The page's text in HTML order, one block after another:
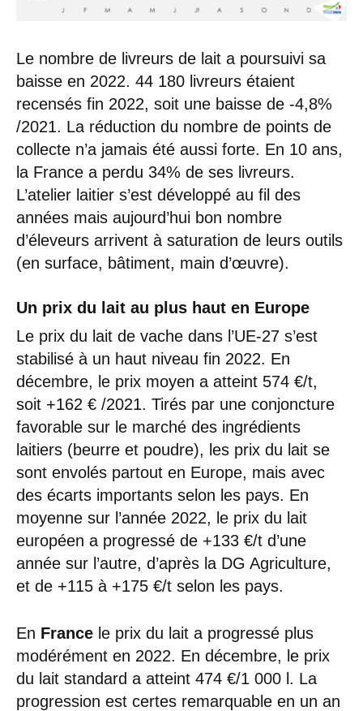
Le nombre de livreurs de lait a poursuivi sa
baisse en 2022. 44 180 livreurs étaient
recensés fin 2022, soit une baisse de -4,8%
/2021. La réduction du nombre de points de
collecte n’a jamais été aussi forte. En 10 ans,
la France a perdu 34% de ses livreurs.
L’atelier laitier s’est développé au fil des
années mais aujourd’hui bon nombre
d’éleveurs arrivent à saturation de leurs outils
(en surface, bâtiment, main d’œuvre).
Un prix du lait au plus haut en Europe
Le prix du lait de vache dans l’UE-27 s’est
stabilisé à un haut niveau fin 2022. En
décembre, le prix moyen a atteint 574 €/t,
soit +162 € /2021. Tirés par une conjoncture
favorable sur le marché des ingrédients
laitiers (beurre et poudre), les prix du lait se
sont envolés partout en Europe, mais avec
des écarts importants selon les pays. En
moyenne sur l’année 2022, le prix du lait
européen a progressé de +133 €/t d’une
année sur l’autre, d’après la DG Agriculture,
et de +115 à +175 €/t selon les pays.
En France le prix du lait a progressé plus
modérément en 2022. En décembre, le prix
du lait standard a atteint 474 €/1 000 l. La
progression est certes remarquable en un an